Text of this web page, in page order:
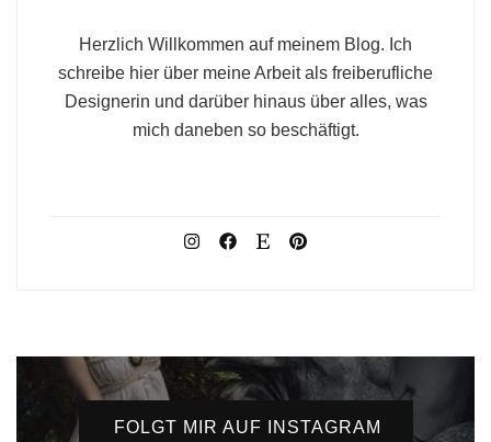
Herzlich Willkommen auf meinem Blog. Ich
schreibe hier über meine Arbeit als freiberufliche
Designerin und darüber hinaus über alles, was
mich daneben so beschäftigt.
FOLGT MIR AUF INSTAGRAM